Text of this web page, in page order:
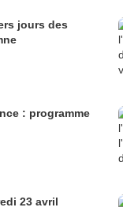
jours des
: programme
23 avril